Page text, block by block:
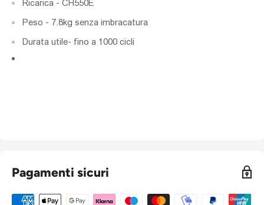
Ricarica - CH550E
Peso - 7.8kg senza imbracatura
Durata utile- fino a 1000 cicli
Pagamenti sicuri